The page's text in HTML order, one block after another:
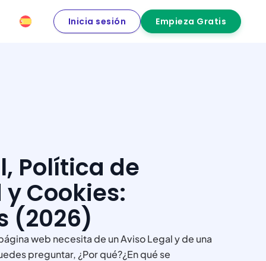
Partners
Soluciones
para
Empresas
Casos
de
Éxito
de
privacidad
de las webs
de tus
clientes y
llévate una
comisión.
Empezar
Inicia sesión Empieza Gratis
Política de
Cookies:
(2026)
web necesita de un Aviso Legal y de una
preguntar, ¿Por qué?¿En qué se